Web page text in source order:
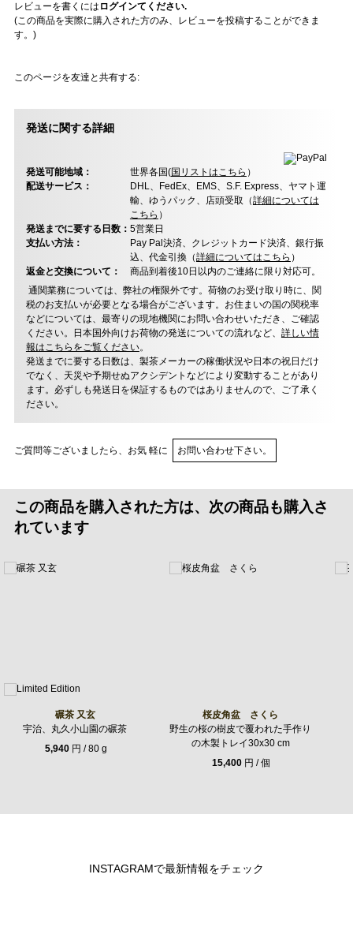
レビューを書くには ログインてください.
(この商品を実際に購入された方のみ、レビューを投稿することができま
す。)
このページを友達と共有する:
発送に関する詳細
発送可能地域： 世界各国(国リストはこちら ）
配送サービス：
DHL、FedEx、EMS、S.F. Express、ヤマト運
輸、ゆうパック、店頭受取（詳細については
こちら ）
発送までに要する日数： 5営業日
支払い方法：
Pay Pal決済、クレジットカード決済、銀行振
込、代金引換（詳細についてはこちら ）
返金と交換について：
商品到着後10日以内のご連絡に限り対応可。
通関業務については、弊社の権限外です。荷物のお受け取り時に、関
税のお支払いが必要となる場合がございます。お住まいの国の関税率
などについては、最寄りの現地機関にお問い合わせいただき、ご確認
ください。日本国外向けお荷物の発送についての流れなど、 詳しい情
報はこちらをご覧ください。
発送までに要する日数は、製茶メーカーの稼働状況や日本の祝日だけ
でなく、天災や予期せぬアクシデントなどにより変動することがあり
ます。必ずしも発送日を保証するものではありませんので、ご了承く
ださい。
ご質問等ございましたら、お気 軽に お問い合わせ下さい。
この商品を購入された方は、次の商品も購入さ
れています
碾茶 又玄
宇治、丸久小山園の碾茶
5,940円 / 80 g
桜皮角盆 さくら
野生の桜の樹皮で覆われた手作り
の木製トレイ30x30 cm
15,400 円 / 個
INSTAGRAMで最新情報をチェック